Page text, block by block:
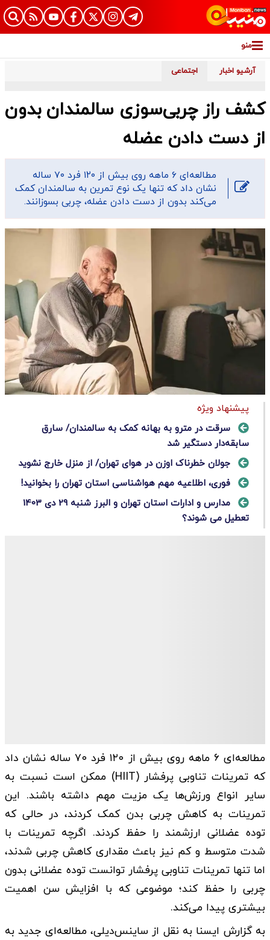
منو
آرشیو اخبار اجتماعی
کشف راز چربی‌سوزی سالمندان بدون
از دست دادن عضله
مطالعه‌ای ۶ ماهه روی بیش از ۱۲۰ فرد ۷۰ ساله
نشان داد که تنها یک نوع تمرین به سالمندان کمک
می‌کند بدون از دست دادن عضله، چربی بسوزانند.
پیشنهاد ویژه
سرقت در مترو به بهانه کمک به سالمندان/ سارق
سابقه‌دار دستگیر شد
جولان خطرناک اوزن در هوای تهران/ از منزل خارج نشوید
فوری، اطلاعیه مهم هواشناسی استان تهران را بخوانید!
مدارس و ادارات استان تهران و البرز شنبه 29 دی 1403
تعطیل می شوند؟
مطالعه‌ای ۶ ماهه روی بیش از ۱۲۰ فرد ۷۰ ساله نشان داد
که تمرینات تناوبی پرفشار (HIIT) ممکن است نسبت به
سایر انواع ورزش‌ها یک مزیت مهم داشته باشند. این
تمرینات به کاهش چربی بدن کمک کردند، در حالی که
توده عضلانی ارزشمند را حفظ کردند. اگرچه تمرینات با
شدت متوسط و کم نیز باعث مقداری کاهش چربی شدند،
اما تنها تمرینات تناوبی پرفشار توانست توده عضلانی بدون
چربی را حفظ کند؛ موضوعی که با افزایش سن اهمیت
بیشتری پیدا می‌کند.
به گزارش ایسنا به نقل از ساینس‌دیلی، مطالعه‌ای جدید به